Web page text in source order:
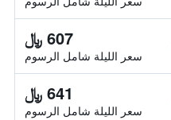
607 ﷼
سعر الليلة شامل الرسوم
641 ﷼
سعر الليلة شامل الرسوم